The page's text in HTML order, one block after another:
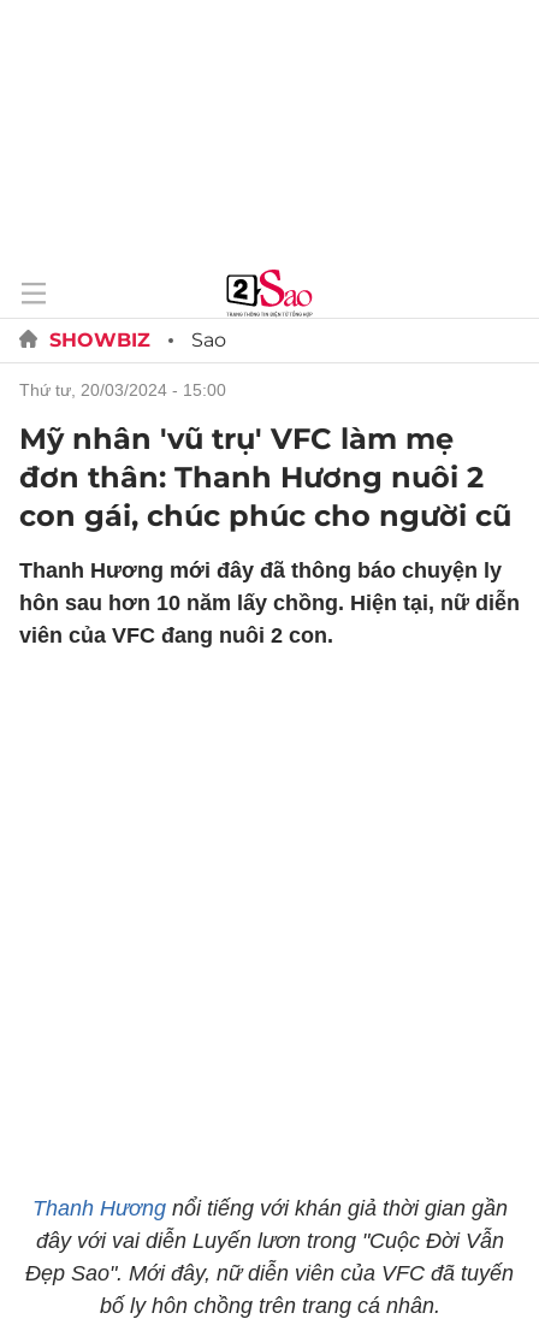
SHOWBIZ Sao
thứ tư, 20/03/2024 - 15:00
Mỹ nhân 'vũ trụ' VFC làm mẹ
đơn thân: Thanh Hương nuôi 2
con gái, chúc phúc cho người cũ
Thanh Hương mới đây đã thông báo chuyện ly
hôn sau hơn 10 năm lấy chồng. Hiện tại, nữ diễn
viên của VFC đang nuôi 2 con.
Thanh Hươngnổi tiếng với khán giả thời gian gần
đây với vai diễn Luyến lươn trong "Cuộc Đời Vẫn
Đẹp Sao". Mới đây, nữ diễn viên của VFC đã tuyến
bố ly hôn chồng trên trang cá nhân.